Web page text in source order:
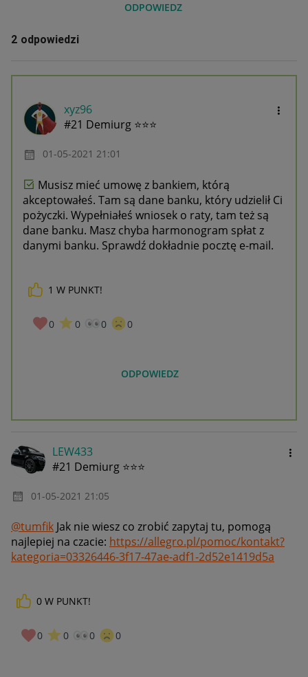
ODPOWIEDZ
2 odpowiedzi
xyz96
#21 Demiurg ⭐⭐⭐
‎01-05-2021 21:01
Musisz mieć umowę z bankiem, którą
akceptowałeś. Tam są dane banku, który udzielił Ci
pożyczki. Wypełniałeś wniosek o raty, tam też są
dane banku. Masz chyba harmonogram spłat z
danymi banku. Sprawdź dokładnie pocztę e-mail.
1 W PUNKT!
0 0 0 0
ODPOWIEDZ
LEW433
#21 Demiurg ⭐⭐⭐
‎01-05-2021 21:05
@tumfik Jak nie wiesz co zrobić zapytaj tu, pomogą
najlepiej na czacie: https://allegro.pl/pomoc/kontakt?
kategoria=03326446-3f17-47ae-adf1-2d52e1419d5a
0 W PUNKT!
0 0 0 0